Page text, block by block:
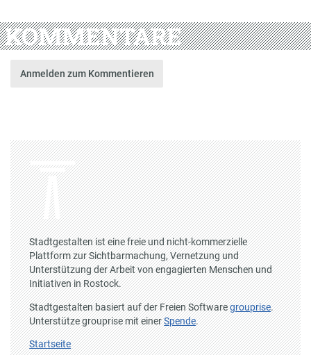
KOMMENTARE
Anmelden zum Kommentieren
Stadtgestalten ist eine freie und nicht-kommerzielle
Plattform zur Sichtbarmachung, Vernetzung und
Unterstützung der Arbeit von engagierten Menschen und
Initiativen in Rostock.
Stadtgestalten basiert auf der Freien Softwaregrouprise.
Unterstütze grouprise mit einerSpende.
Startseite